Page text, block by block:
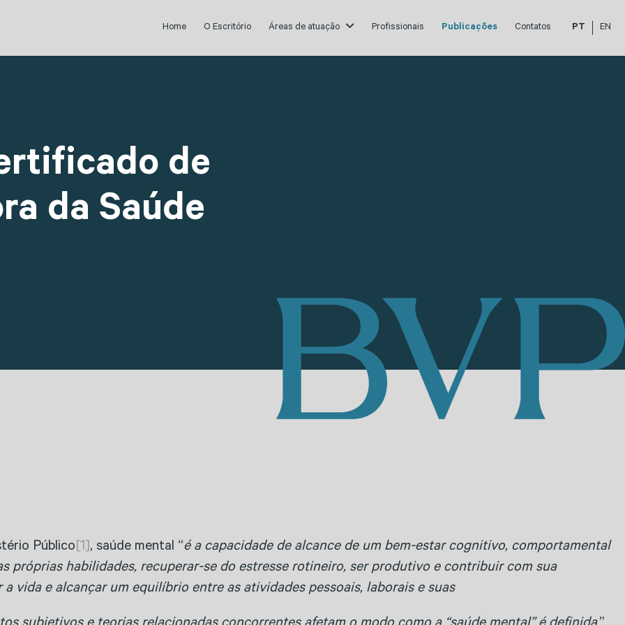
Home O Escritório Áreas de atuação Profissionais Publicações Contatos PT EN
de
da Saúde
Público[1], saúde mental “é a capacidade de alcance de um bem-estar cognitivo, comportamental
próprias habilidades, recuperar-se do estresse rotineiro, ser produtivo e contribuir com sua
vida e alcançar um equilíbrio entre as atividades pessoais, laborais e suas